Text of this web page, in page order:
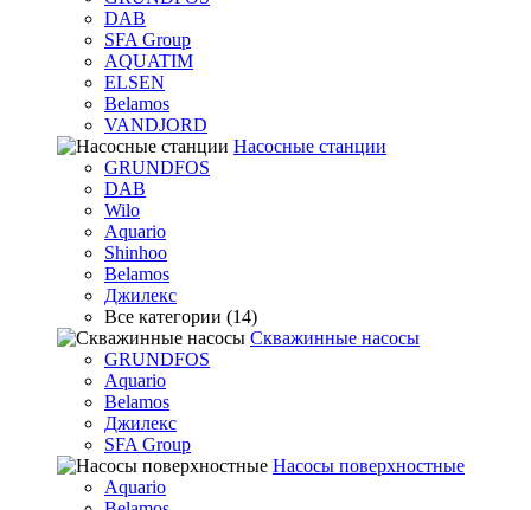
DAB
SFA Group
AQUATIM
ELSEN
Belamos
VANDJORD
Насосные станции
GRUNDFOS
DAB
Wilo
Aquario
Shinhoo
Belamos
Джилекс
Все категории (14)
Скважинные насосы
GRUNDFOS
Aquario
Belamos
Джилекс
SFA Group
Насосы поверхностные
Aquario